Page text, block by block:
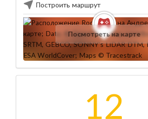
Построить маршрут
Посмотреть на карте
12